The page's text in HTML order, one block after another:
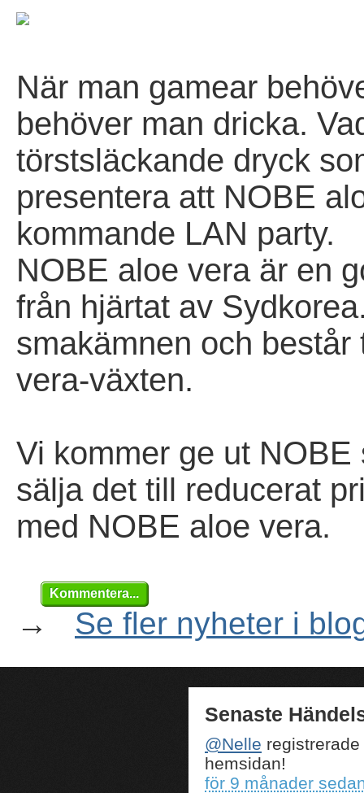
När man gamear
behöver man dricka.
törstsläckande dryck
presentera att NOBE
kommande LAN party.
NOBE aloe vera är en
från hjärtat av
smakämnen och
vera-växten.
Vi kommer ge ut
sälja det till reducerat
med NOBE aloe vera.
Kommentera...
→ Se fler nyheter i
Senaste
@Nelle
hemsidan!
för 9 månader